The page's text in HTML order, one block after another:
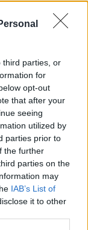
third parties, or
for
opt-out
that after your
seeing
utilized by
parties prior to
the further
parties on the
may
IAB’s List of
it to other
dell'ecosistema
nella storia
che hanno
sue più recenti
di calcolo
elaborazione
sul dispositivo,
gli assistenti
senza inviare
hanno
che,
per dominio
ha puntato su
dispositivi
settore, proprio
all'era degli
nel settore dei